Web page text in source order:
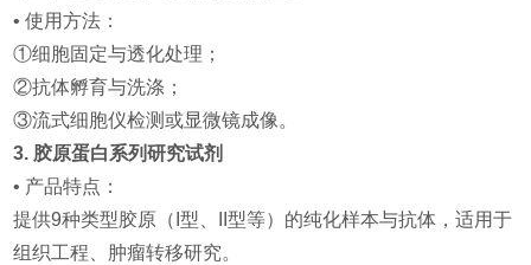
• 使用方法：
①细胞固定与透化处理；
②抗体孵育与洗涤；
③流式细胞仪检测或显微镜成像。
3. 胶原蛋白系列研究试剂
• 产品特点：
提供9种类型胶原（I型、II型等）的纯化样本与抗体，适用于
组织工程、肿瘤转移研究。